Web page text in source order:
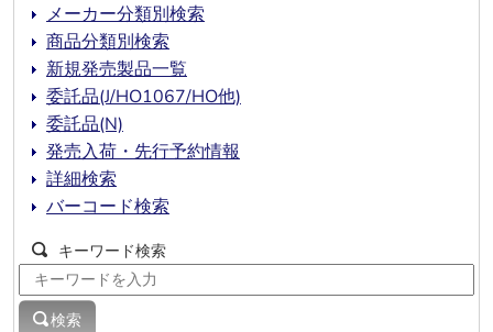
メーカー分類別検索
商品分類別検索
新規発売製品一覧
委託品(J/HO1067/HO他)
委託品(N)
発売入荷・先行予約情報
詳細検索
バーコード検索
キーワード検索
検索